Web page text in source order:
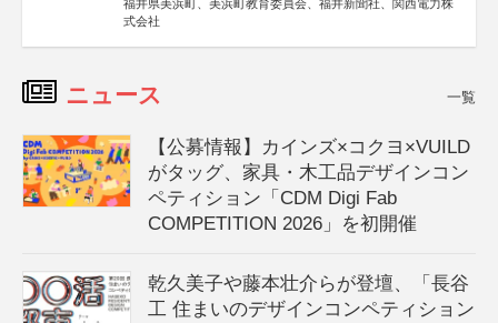
福井県美浜町、美浜町教育委員会、福井新聞社、関西電力株
式会社
ニュース 一覧
【公募情報】カインズ×コクヨ×VUILD
がタッグ、家具・木工品デザインコン
ペティション「CDM Digi Fab
COMPETITION 2026」を初開催
乾久美子や藤本壮介らが登壇、「長谷
工 住まいのデザインコンペティション